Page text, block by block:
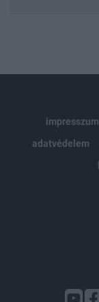
impresszum
adatvédelem